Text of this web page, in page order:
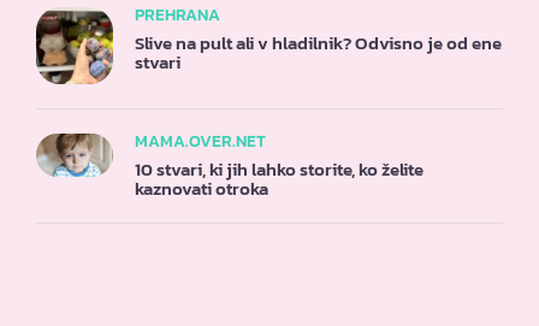
PREHRANA
Slive na pult ali v hladilnik? Odvisno je od ene
stvari
MAMA.OVER.NET
10 stvari, ki jih lahko storite, ko želite
kaznovati otroka